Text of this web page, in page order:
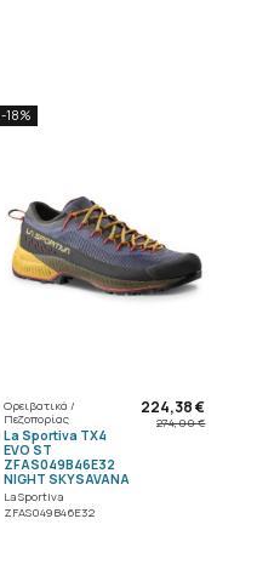
-18%
Ορειβατικά /
Πεζοπορίας
La Sportiva TX4
EVO ST
ZFAS049B46E32
NIGHT SKYSAVANA
La Sportiva
ZFAS049B46E32
224,38 €
274,00 €